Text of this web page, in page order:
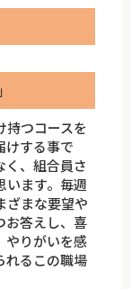
持つコースを
けする事で
く、組合員さ
います。毎週
ざまな要望や
お答えし、喜
やりがいを感
るこの職場